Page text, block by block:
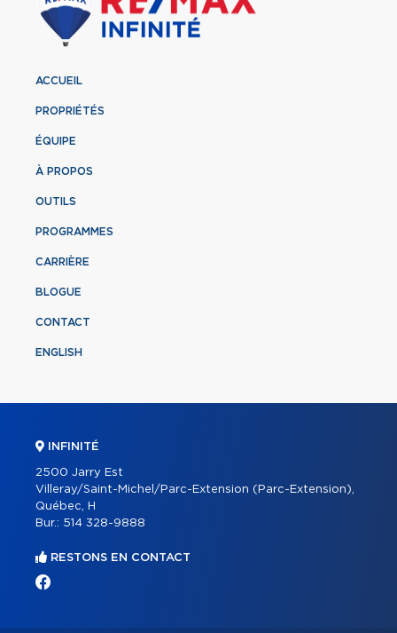
ACCUEIL
PROPRIÉTÉS
ÉQUIPE
À PROPOS
OUTILS
PROGRAMMES
CARRIÈRE
BLOGUE
CONTACT
ENGLISH
INFINITÉ
2500 Jarry Est
Villeray/Saint-Michel/Parc-Extension (Parc-Extension),
Québec, H
Bur.: 514 328-9888
RESTONS EN CONTACT